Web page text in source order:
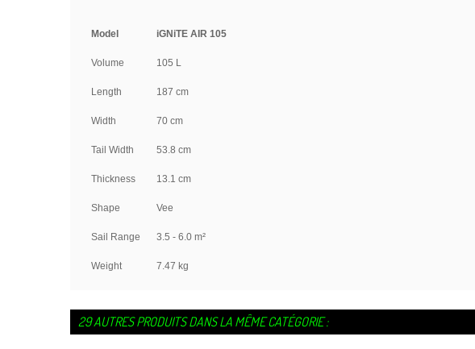
Model iGNiTE AIR 105
Volume 105 L
Length 187 cm
Width 70 cm
Tail Width 53.8 cm
Thickness 13.1 cm
Shape Vee
Sail Range 3.5 - 6.0 m²
Weight 7.47 kg
29 AUTRES PRODUITS DANS LA MÊME CATÉGORIE :